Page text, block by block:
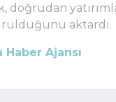
doğrudan
aktardı.
Haber Ajansı